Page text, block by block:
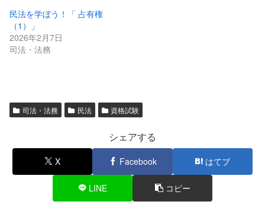
民法を学ぼう！「 占有権
（1）」
2026年2月7日
司法・法務
司法・法務 民法 資格試験
シェアする
X Facebook はてブ
LINE コピー